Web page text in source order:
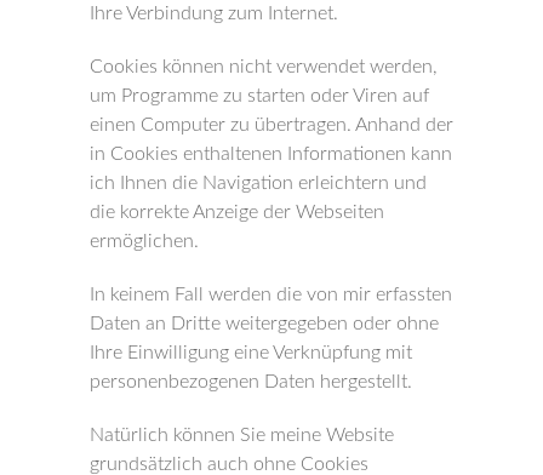
Ihre Verbindung zum Internet.
Cookies können nicht verwendet werden,
um Programme zu starten oder Viren auf
einen Computer zu übertragen. Anhand der
in Cookies enthaltenen Informationen kann
ich Ihnen die Navigation erleichtern und
die korrekte Anzeige der Webseiten
ermöglichen.
In keinem Fall werden die von mir erfassten
Daten an Dritte weitergegeben oder ohne
Ihre Einwilligung eine Verknüpfung mit
personenbezogenen Daten hergestellt.
Natürlich können Sie meine Website
grundsätzlich auch ohne Cookies